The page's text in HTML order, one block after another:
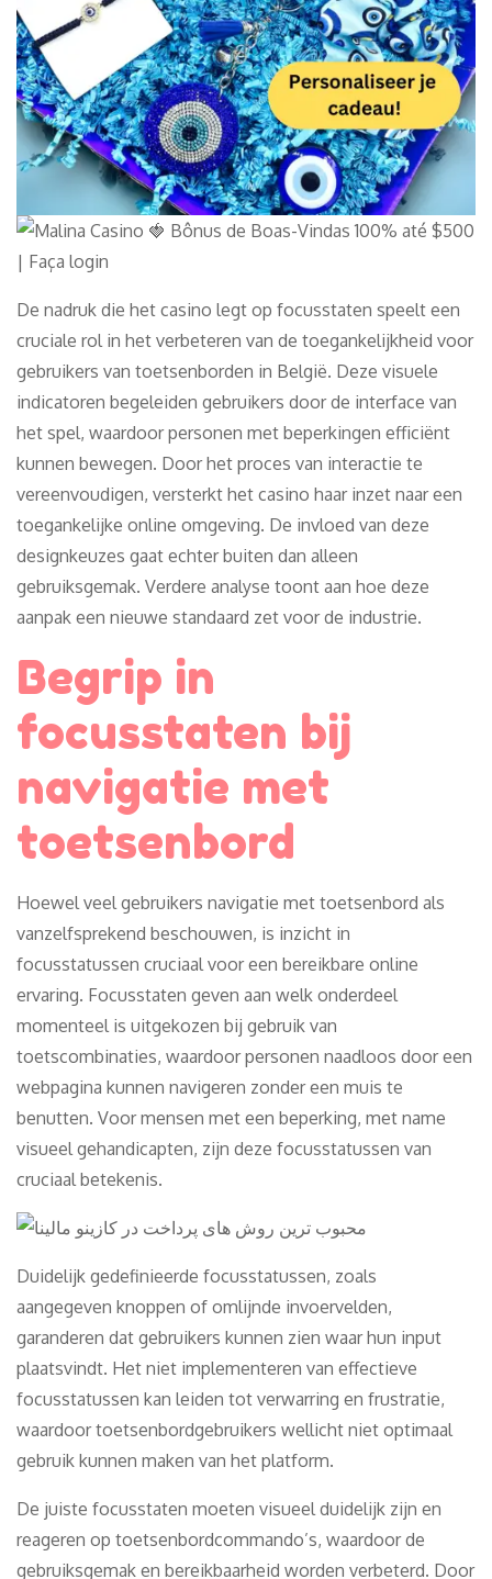
De nadruk die het casino legt op focusstaten speelt een
cruciale rol in het verbeteren van de toegankelijkheid voor
gebruikers van toetsenborden in België. Deze visuele
indicatoren begeleiden gebruikers door de interface van
het spel, waardoor personen met beperkingen efficiënt
kunnen bewegen. Door het proces van interactie te
vereenvoudigen, versterkt het casino haar inzet naar een
toegankelijke online omgeving. De invloed van deze
designkeuzes gaat echter buiten dan alleen
gebruiksgemak. Verdere analyse toont aan hoe deze
aanpak een nieuwe standaard zet voor de industrie.
Begrip in
focusstaten bij
navigatie met
toetsenbord
Hoewel veel gebruikers navigatie met toetsenbord als
vanzelfsprekend beschouwen, is inzicht in
focusstatussen cruciaal voor een bereikbare online
ervaring. Focusstaten geven aan welk onderdeel
momenteel is uitgekozen bij gebruik van
toetscombinaties, waardoor personen naadloos door een
webpagina kunnen navigeren zonder een muis te
benutten. Voor mensen met een beperking, met name
visueel gehandicapten, zijn deze focusstatussen van
cruciaal betekenis.
Duidelijk gedefinieerde focusstatussen, zoals
aangegeven knoppen of omlijnde invoervelden,
garanderen dat gebruikers kunnen zien waar hun input
plaatsvindt. Het niet implementeren van effectieve
focusstatussen kan leiden tot verwarring en frustratie,
waardoor toetsenbordgebruikers wellicht niet optimaal
gebruik kunnen maken van het platform.
De juiste focusstaten moeten visueel duidelijk zijn en
reageren op toetsenbordcommando’s, waardoor de
gebruiksgemak en bereikbaarheid worden verbeterd. Door